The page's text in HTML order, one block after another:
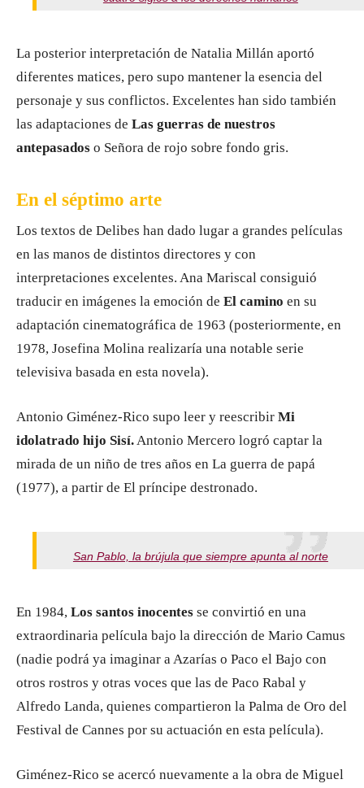
La posterior interpretación de Natalia Millán aportó
diferentes matices, pero supo mantener la esencia del
personaje y sus conflictos. Excelentes han sido también
las adaptaciones de Las guerras de nuestros
antepasados o Señora de rojo sobre fondo gris.
En el séptimo arte
Los textos de Delibes han dado lugar a grandes películas
en las manos de distintos directores y con
interpretaciones excelentes. Ana Mariscal consiguió
traducir en imágenes la emoción de El camino en su
adaptación cinematográfica de 1963 (posteriormente, en
1978, Josefina Molina realizaría una notable serie
televisiva basada en esta novela).
Antonio Giménez-Rico supo leer y reescribir Mi
idolatrado hijo Sisí.Antonio Mercero logró captar la
mirada de un niño de tres años en La guerra de papá
(1977), a partir de El príncipe destronado.
San Pablo, la brújula que siempre apunta al norte
En 1984, Los santos inocentes se convirtió en una
extraordinaria película bajo la dirección de Mario Camus
(nadie podrá ya imaginar a Azarías o Paco el Bajo con
otros rostros y otras voces que las de Paco Rabal y
Alfredo Landa, quienes compartieron la Palma de Oro del
Festival de Cannes por su actuación en esta película).
Giménez-Rico se acercó nuevamente a la obra de Miguel